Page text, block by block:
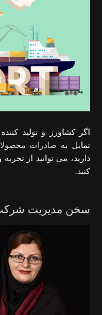
اگر کشاورز و تولید
تمایل به صادرات
دارید، می توانید از
کنید.
سخن مدیریت